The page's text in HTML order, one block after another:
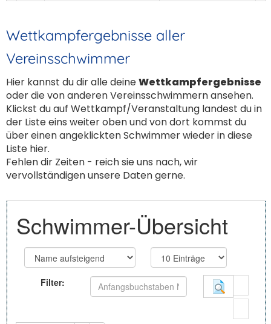
Wettkampfergebnisse aller
Vereinsschwimmer
Hier kannst du dir alle deineWettkampfergebnisse
oder die von anderen Vereinsschwimmern ansehen.
Klickst du auf Wettkampf/Veranstaltung landest du in
der Liste eins weiter oben und von dort kommst du
über einen angeklickten Schwimmer wieder in diese
Liste hier.
Fehlen dir Zeiten - reich sie uns nach, wir
vervollständigen unsere Daten gerne.